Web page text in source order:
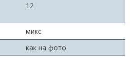
12
микс
как на фото